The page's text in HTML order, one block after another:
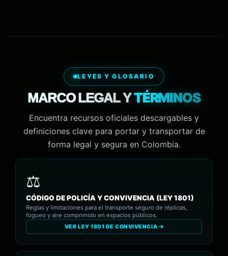
LEYES Y GLOSARIO
MARCO LEGAL YTÉRMINOS
Encuentra recursos oficiales descargables y
definiciones clave para portar y transportar de
forma legal y segura en Colombia.
CÓDIGO DE POLICÍA Y CONVIVENCIA (LEY 1801)
Reglas y limitaciones para el transporte seguro de réplicas,
fogueo y aire comprimido en espacios públicos.
VER LEY 1801 DE CONVIVENCIA ➔